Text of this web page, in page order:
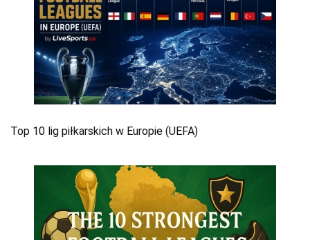
Top 10 lig piłkarskich w Europie (UEFA)